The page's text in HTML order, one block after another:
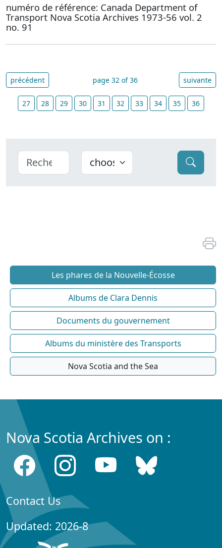
numéro de référence: Canada Department of
Transport Nova Scotia Archives 1973-56 vol. 2
no. 91
précédent page 32 of 36 suivante
27 28 29 30 31 32 33 34 35 36
Les phares de la Nouvelle-Écosse
Albums de Clara Dennis
Documents du gouvernement
Albums du ministère des Transports
Nova Scotia and the Sea
Nova Scotia Archives on :
Contact Us
Updated: 2026-8